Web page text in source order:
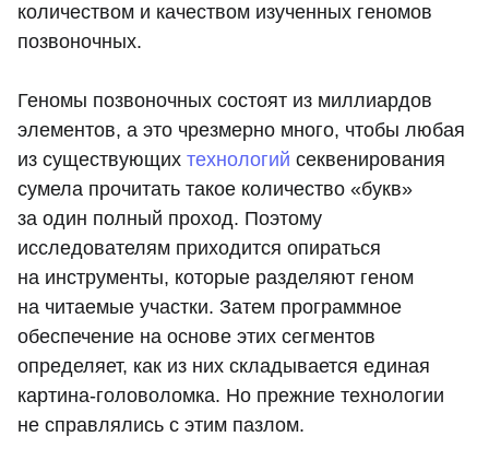
количеством и качеством изученных геномов
позвоночных.
Геномы позвоночных состоят из миллиардов
элементов, а это чрезмерно много, чтобы любая
из существующих технологий секвенирования
сумела прочитать такое количество «букв»
за один полный проход. Поэтому
исследователям приходится опираться
на инструменты, которые разделяют геном
на читаемые участки. Затем программное
обеспечение на основе этих сегментов
определяет, как из них складывается единая
картина-головоломка. Но прежние технологии
не справлялись с этим пазлом.